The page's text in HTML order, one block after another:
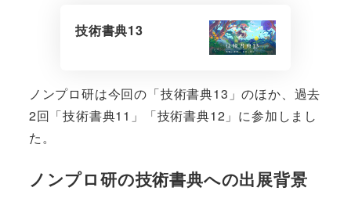
技術書典13
ノンプロ研は今回の「技術書典13」のほか、過去
2回「技術書典11」「技術書典12」に参加しまし
た。
ノンプロ研の技術書典への出展背景